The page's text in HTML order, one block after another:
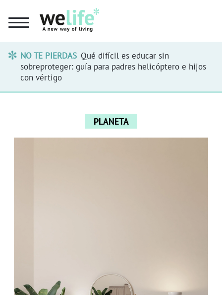
NO TE PIERDAS Qué difícil es educar sin
sobreproteger: guía para padres helicóptero e hijos
con vértigo
PLANETA